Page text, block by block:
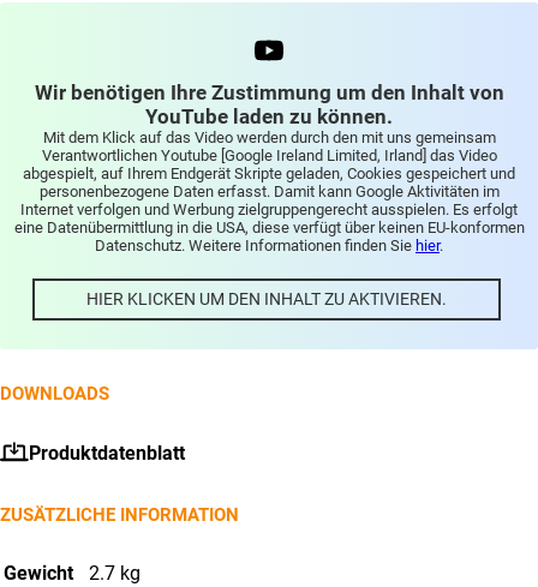
Wir benötigen Ihre Zustimmung um den Inhalt von
YouTube laden zu können.
Mit dem Klick auf das Video werden durch den mit uns gemeinsam
Verantwortlichen Youtube [Google Ireland Limited, Irland] das Video
abgespielt, auf Ihrem Endgerät Skripte geladen, Cookies gespeichert und
personenbezogene Daten erfasst. Damit kann Google Aktivitäten im
Internet verfolgen und Werbung zielgruppengerecht ausspielen. Es erfolgt
eine Datenübermittlung in die USA, diese verfügt über keinen EU-konformen
Datenschutz. Weitere Informationen finden Sie hier.
HIER KLICKEN UM DEN INHALT ZU AKTIVIEREN.
DOWNLOADS
Produktdatenblatt
ZUSÄTZLICHE INFORMATION
Gewicht
2.7 kg